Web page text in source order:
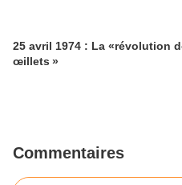
25 avril 1974 : La «révolution
œillets »
Commentaires